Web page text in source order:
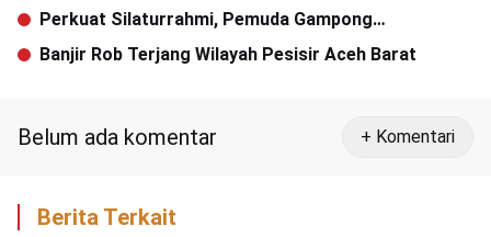
Perkuat Silaturrahmi, Pemuda Gampong
Geulanggang Gajah Gelar Tanding Futsal
Banjir Rob Terjang Wilayah Pesisir Aceh Barat
Belum ada komentar + Komentari
Berita Terkait